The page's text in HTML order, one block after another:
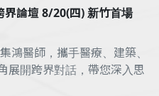
界論壇 8/20(四) 新竹首場
鴻醫師，攜手醫療、建築、
展開跨界對話，帶您深入思